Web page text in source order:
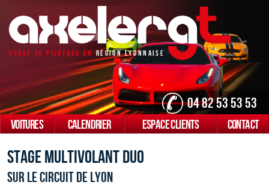
Stage De Pilotage EnRégion Lyonnaise
04 82 53 53 53
VOITURES CALENDRIER ESPACE CLIENTS CONTACT
Stage Multivolant Duo
sur le circuit de lyon